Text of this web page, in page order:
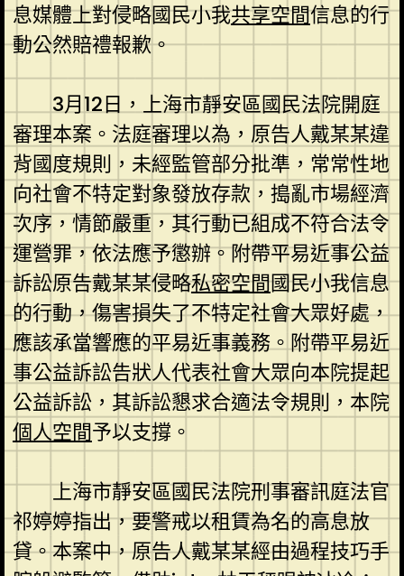
息媒體上對侵略國民小我共享空間信息的行
動公然賠禮報歉。
3月12日，上海市靜安區國民法院開庭
審理本案。法庭審理以為，原告人戴某某違
背國度規則，未經監管部分批準，常常性地
向社會不特定對象發放存款，搗亂市場經濟
次序，情節嚴重，其行動已組成不符合法令
運營罪，依法應予懲辦。附帶平易近事公益
訴訟原告戴某某侵略私密空間國民小我信息
的行動，傷害損失了不特定社會大眾好處，
應該承當響應的平易近事義務。附帶平易近
事公益訴訟告狀人代表社會大眾向本院提起
公益訴訟，其訴訟懇求合適法令規則，本院
個人空間予以支撐。
上海市靜安區國民法院刑事審訊庭法官
祁婷婷指出，要警戒以租賃為名的高息放
貸。本案中，原告人戴某某經由過程技巧手